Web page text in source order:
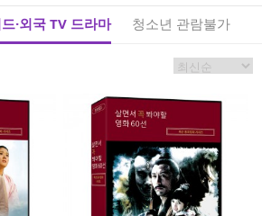
·외국 TV 드라마 청소년 관람불가